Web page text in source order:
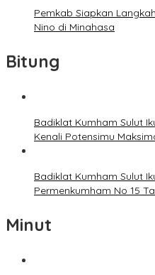
Pemkab Siapkan
Nino di Minahasa
Bitung
Badiklat Kumham Sulut
Kenali Potensimu
Badiklat Kumham Sulut
Permenkumham No 15
Minut